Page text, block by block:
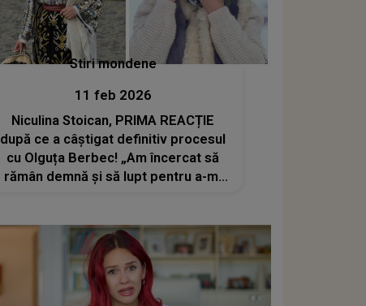
Stiri mondene
11 feb 2026
Niculina Stoican, PRIMA REACȚIE
după ce a câștigat definitiv procesul
cu Olguța Berbec! „Am încercat să
rămân demnă și să lupt pentru a-mi
ajuns la final după 5 ani de tensiuni